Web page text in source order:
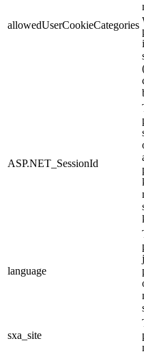
allowedUserCookieCategories
ASP.NET_SessionId
language
sxa_site